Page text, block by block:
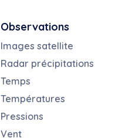
Observations
Images satellite
Radar précipitations
Temps
Températures
Pressions
Vent